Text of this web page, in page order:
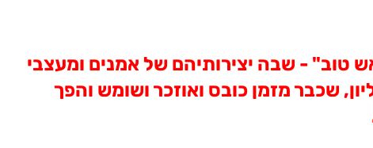
טוב" - שבה יצירותיהם של אמנים ומעצבי
שכבר מזמן כובס ואוזכר ושומש והפך